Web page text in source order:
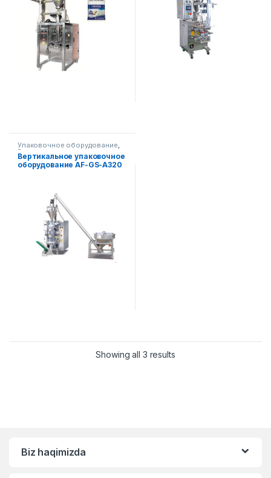
Упаковочное оборудование,
Вертикальная упаковка
Вертикальное упаковочное
оборудование AF-GS-A320
Showing all 3 results
Biz haqimizda